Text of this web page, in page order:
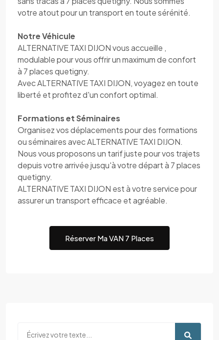
votre atout pour un transport en toute sérénité.
Notre Véhicule
ALTERNATIVE TAXI DIJON vous accueille ,
modulable pour vous offrir un maximum de confort
à 7 places quetigny.
Avec ALTERNATIVE TAXI DIJON, voyagez en toute
liberté et profitez d'un confort optimal.
Formations et Séminaires
Organisez vos déplacements pour des formations
ou séminaires avec ALTERNATIVE TAXI DIJON.
Nous vous proposons un tarif juste pour vos trajets
depuis votre arrivée jusqu'à votre départ à 7 places
quetigny.
ALTERNATIVE TAXI DIJON est à votre service pour
assurer un transport efficace et agréable.
Réserver Ma VAN 7 Places